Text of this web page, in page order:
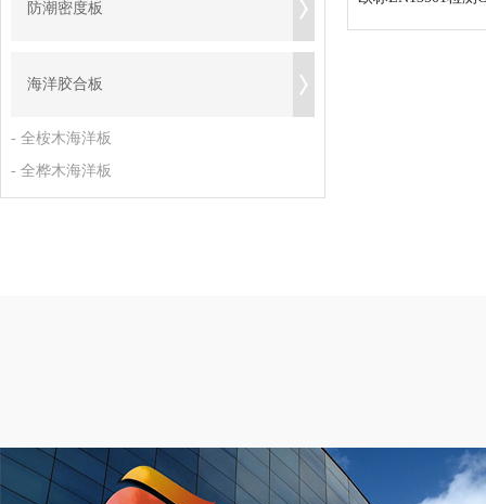
防潮密度板
海洋胶合板
- 全桉木海洋板
- 全桦木海洋板